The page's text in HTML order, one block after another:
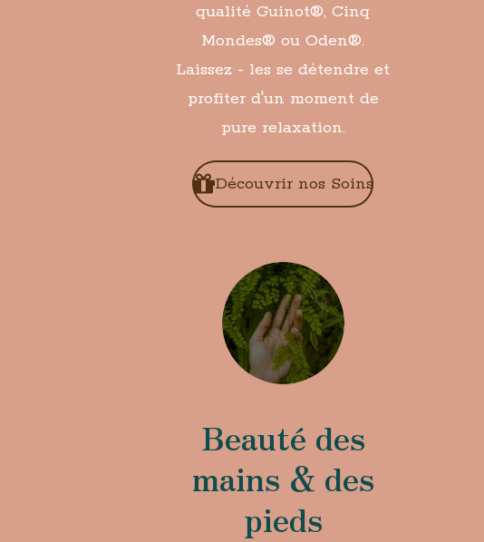
qualité Guinot®, Cinq
Mondes® ou Oden®.
Laissez - les se détendre et
profiter d'un moment de
pure relaxation.
Découvrir nos Soins
Beauté des
mains & des
pieds